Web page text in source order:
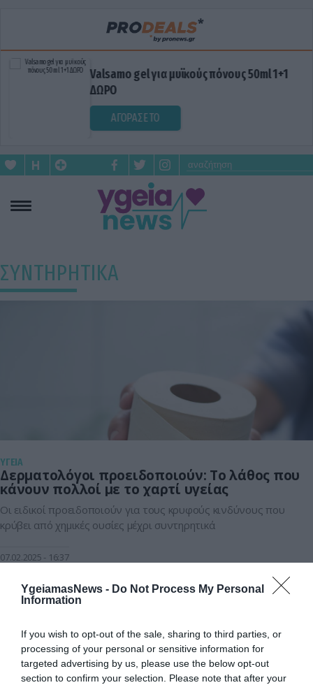
YgeiamasNews - Do Not Process My Personal
Information
If you wish to opt-out of the sale, sharing to third parties, or
processing of your personal or sensitive information for
targeted advertising by us, please use the below opt-out
section to confirm your selection. Please note that after your
Valsamo gel για μυϊκούς πόνους 50ml 1+1
ΔΩΡΟ
ΑΓΟΡΑΣΕ ΤΟ
ΣΥΝΤΗΡΗΤΙΚΑ
ΥΓΕΙΑ
Δερματολόγοι προειδοποιούν: Το λάθος που
κάνουν πολλοί με το χαρτί υγείας
Oι ειδικοί προειδοποιούν για τους κρυφούς κινδύνους που
κρύβει από χημικές ουσίες μέχρι συντηρητικά
07.02.2025 16:37